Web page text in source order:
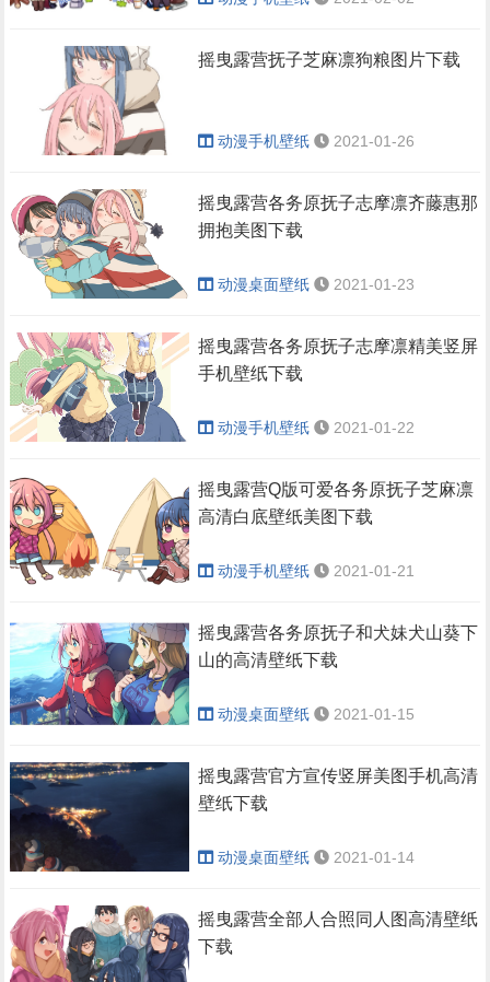
摇曳露营抚子芝麻凛狗粮图片下载
动漫手机壁纸 2021-01-26
摇曳露营各务原抚子志摩凛齐藤惠那
拥抱美图下载
动漫桌面壁纸 2021-01-23
摇曳露营各务原抚子志摩凛精美竖屏
手机壁纸下载
动漫手机壁纸 2021-01-22
摇曳露营Q版可爱各务原抚子芝麻凛
高清白底壁纸美图下载
动漫手机壁纸 2021-01-21
摇曳露营各务原抚子和犬妹犬山葵下
山的高清壁纸下载
动漫桌面壁纸 2021-01-15
摇曳露营官方宣传竖屏美图手机高清
壁纸下载
动漫桌面壁纸 2021-01-14
摇曳露营全部人合照同人图高清壁纸
下载